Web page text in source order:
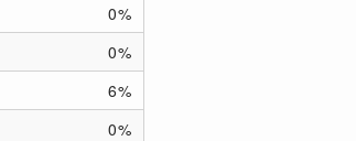
0%
0%
6%
0%